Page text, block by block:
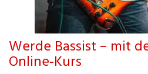
Werde Bassist – mit
Online-Kurs